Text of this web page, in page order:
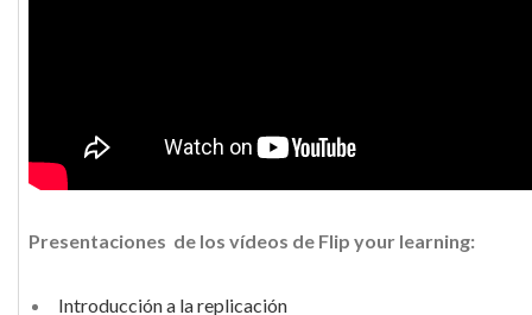
Presentaciones de los vídeos de Flip your learning:
Introducción a la replicación